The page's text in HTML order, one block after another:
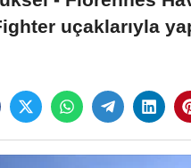
uçaklarıyla